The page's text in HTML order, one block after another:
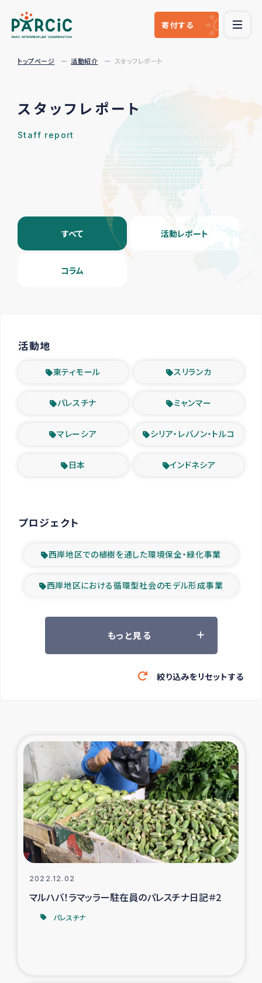
寄付する
トップページ 活動紹介 スタッフレポート
スタッフレポート
Staff report
すべて 活動レポート
コラム
活動地
東ティモール スリランカ
パレスチナ ミャンマー
マレーシア シリア・レバノン・トルコ
日本 インドネシア
プロジェクト
西岸地区での植樹を通した環境保全・緑化事業
西岸地区における循環型社会のモデル形成事業
ツアー参加者の声
緊急救援の時代
東ティモール豪雨緊急支援
大雨による洪水被災者支援
カカオ生産者支援事業
シリア国内避難民・帰還民の生活再建支援
トルコにおけるシリア難民支援事業
インドネシア中部 スラウェシの地震・津波被災者支援
もっと見る
絞り込みをリセットする
2022.12.02
マルハバ！ラマッラー駐在員のパレスチナ日記＃2
パレスチナ